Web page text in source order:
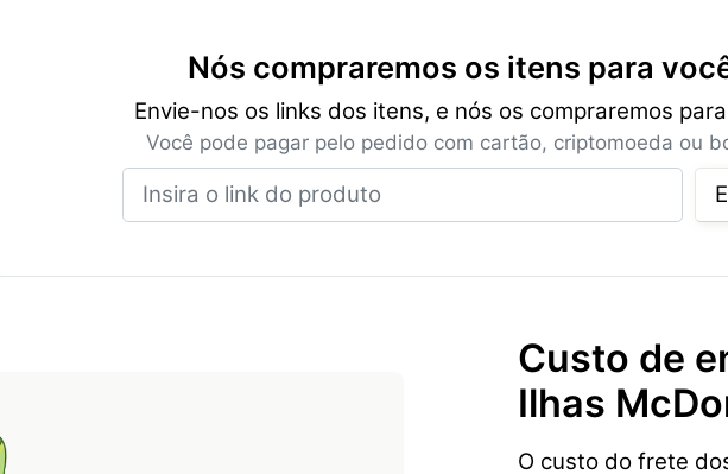
Nós compraremos os itens para
Envie-nos os links dos itens, e nós os compraremos
Você pode pagar pelo pedido com cartão, criptomoeda ou
Custo de
Ilhas
O custo do frete